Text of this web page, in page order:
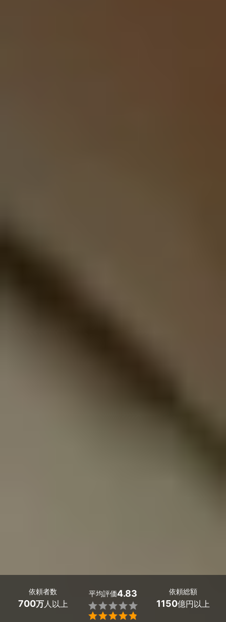
依頼者数
700万人以上
平均評価4.83


依頼総額
1150億円以上